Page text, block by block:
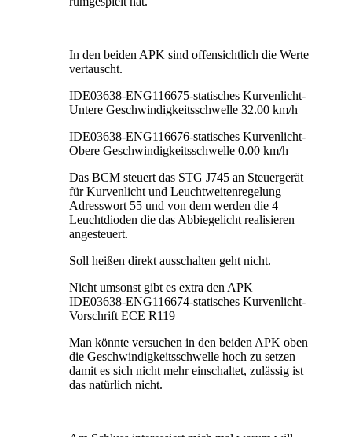
In den beiden APK sind offensichtlich die Werte
vertauscht.
IDE03638-ENG116675-statisches Kurvenlicht-
Untere Geschwindigkeitsschwelle 32.00 km/h
IDE03638-ENG116676-statisches Kurvenlicht-
Obere Geschwindigkeitsschwelle 0.00 km/h
Das BCM steuert das STG J745 an Steuergerät
für Kurvenlicht und Leuchtweitenregelung
Adresswort 55 und von dem werden die 4
Leuchtdioden die das Abbiegelicht realisieren
angesteuert.
Soll heißen direkt ausschalten geht nicht.
Nicht umsonst gibt es extra den APK
IDE03638-ENG116674-statisches Kurvenlicht-
Vorschrift ECE R119
Man könnte versuchen in den beiden APK oben
die Geschwindigkeitsschwelle hoch zu setzen
damit es sich nicht mehr einschaltet, zulässig ist
das natürlich nicht.